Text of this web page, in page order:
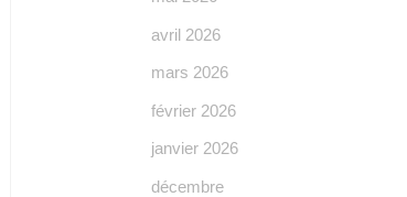
avril 2026
mars 2026
février 2026
janvier 2026
décembre